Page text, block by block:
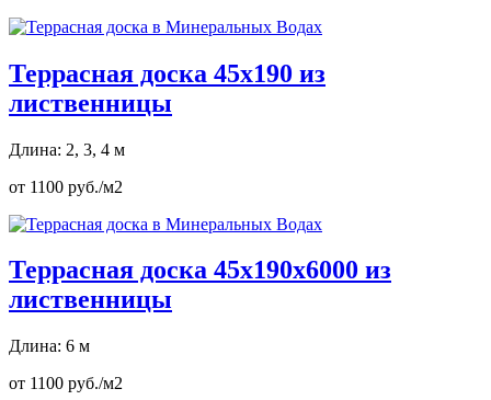
Террасная доска 45х190 из
лиственницы
Длина: 2, 3, 4 м
от 1100 руб./м2
Террасная доска 45х190х6000 из
лиственницы
Длина: 6 м
от 1100 руб./м2